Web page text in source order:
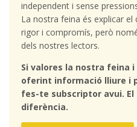
independent i sense
La nostra feina és explicar
rigor i compromís, però
dels nostres lectors.
Si valores la nostra feina
oferint informació lliure i
fes-te subscriptor avui.
diferència.